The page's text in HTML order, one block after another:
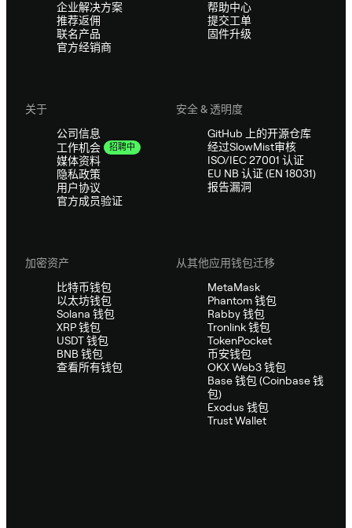
企业解决方案
推荐返佣
联名产品
官方经销商
帮助中心
提交工单
固件升级
关于
公司信息
工作机会
招聘中
媒体资料
隐私政策
用户协议
官方成员验证
安全 & 透明度
GitHub 上的开源仓库
经过SlowMist审核
ISO/IEC 27001 认证
EU NB 认证 (EN 18031)
报告漏洞
加密资产
比特币钱包
以太坊钱包
Solana 钱包
XRP 钱包
USDT 钱包
BNB 钱包
查看所有钱包
从其他应用钱包迁移
MetaMask
Phantom 钱包
Rabby 钱包
Tronlink 钱包
TokenPocket
币安钱包
OKX Web3 钱包
Base 钱包 (Coinbase 钱
包)
Exodus 钱包
Trust Wallet